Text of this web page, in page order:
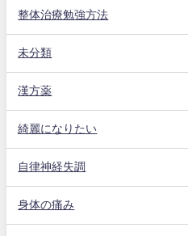
整体治療勉強方法
未分類
漢方薬
綺麗になりたい
自律神経失調
身体の痛み